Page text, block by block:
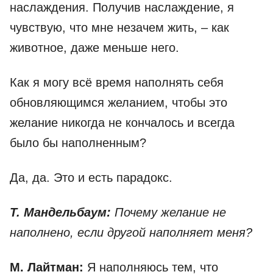
наслаждения. Получив наслаждение, я
чувствую, что мне незачем жить, – как
животное, даже меньше него.
Как я могу всё время наполнять себя
обновляющимся желанием, чтобы это
желание никогда не кончалось и всегда
было бы наполненным?
Да, да. Это и есть парадокс.
Т. Мандельбаум: Почему желание не
наполнено, если другой наполняет меня?
М. Лайтман: Я наполняюсь тем, что